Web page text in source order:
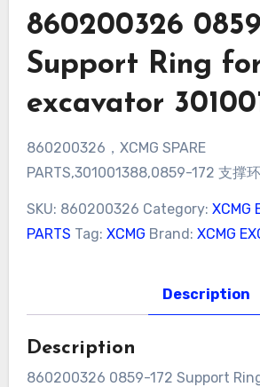
860200326
Support Ring
excavator
860200326，XCMG SPARE
PARTS,301001388,0859-172 支撑环
SKU: 860200326 Category: XCMG
PARTS Tag: XCMG Brand: XCMG
Description
Description
860200326 0859-172 Support